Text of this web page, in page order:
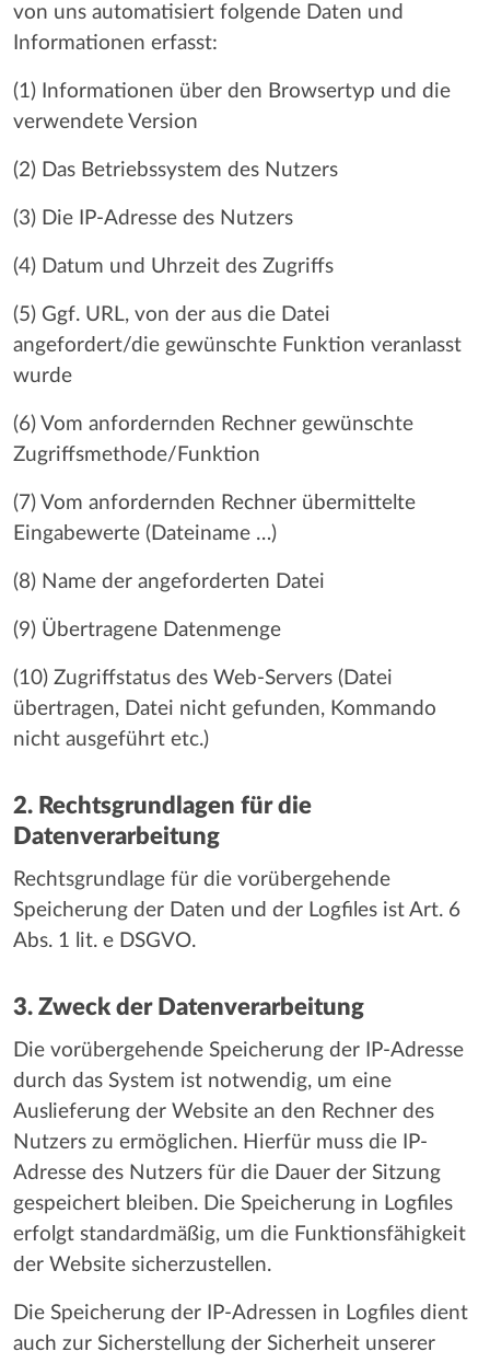
von uns automatisiert folgende Daten und
Informationen erfasst:
(1) Informationen über den Browsertyp und die
verwendete Version
(2) Das Betriebssystem des Nutzers
(3) Die IP-Adresse des Nutzers
(4) Datum und Uhrzeit des Zugriffs
(5) Ggf. URL, von der aus die Datei
angefordert/die gewünschte Funktion veranlasst
wurde
(6) Vom anfordernden Rechner gewünschte
Zugriffsmethode/Funktion
(7) Vom anfordernden Rechner übermittelte
Eingabewerte (Dateiname …)
(8) Name der angeforderten Datei
(9) Übertragene Datenmenge
(10) Zugriffstatus des Web-Servers (Datei
übertragen, Datei nicht gefunden, Kommando
nicht ausgeführt etc.)
2. Rechtsgrundlagen für die
Datenverarbeitung
Rechtsgrundlage für die vorübergehende
Speicherung der Daten und der Logfiles ist Art. 6
Abs. 1 lit. e DSGVO.
3. Zweck der Datenverarbeitung
Die vorübergehende Speicherung der IP-Adresse
durch das System ist notwendig, um eine
Auslieferung der Website an den Rechner des
Nutzers zu ermöglichen. Hierfür muss die IP-
Adresse des Nutzers für die Dauer der Sitzung
gespeichert bleiben. Die Speicherung in Logfiles
erfolgt standardmäßig, um die Funktionsfähigkeit
der Website sicherzustellen.
Die Speicherung der IP-Adressen in Logfiles dient
auch zur Sicherstellung der Sicherheit unserer